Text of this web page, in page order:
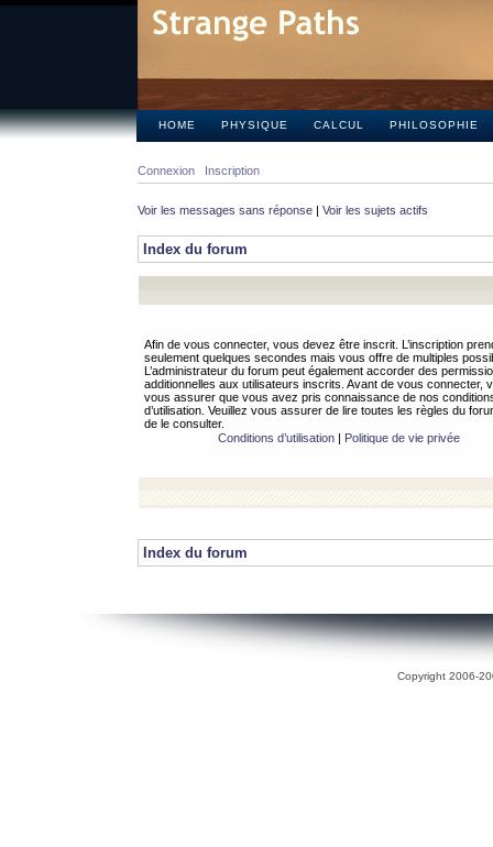
HOME PHYSIQUE CALCUL PHILOSOPHIE
Connexion Inscription
Voir les messages sans réponse | Voir les sujets actifs
Index du forum
Afin de vous connecter, vous devez être inscrit. L’inscription
seulement quelques secondes mais vous offre de multiples
L’administrateur du forum peut également accorder des
additionnelles aux utilisateurs inscrits. Avant de vous connecter,
vous assurer que vous avez pris connaissance de nos
d’utilisation. Veuillez vous assurer de lire toutes les règles du
de le consulter.
Conditions d’utilisation| Politique de vie privée
Index du forum
Copyright 2006-